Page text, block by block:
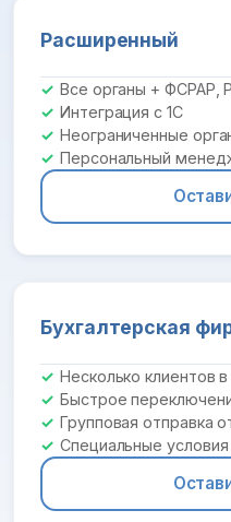
Расширенный
Все органы + ФСРАР,
Интеграция с 1С
Неограниченные
Персональный
Бухгалтерская
Несколько клиентов
Быстрое
Групповая отправка
Специальные условия